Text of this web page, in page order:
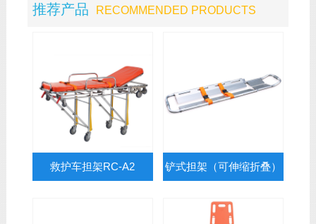
推荐产品 RECOMMENDED PRODUCTS
救护车担架RC-A2 铲式担架（可伸缩折叠）